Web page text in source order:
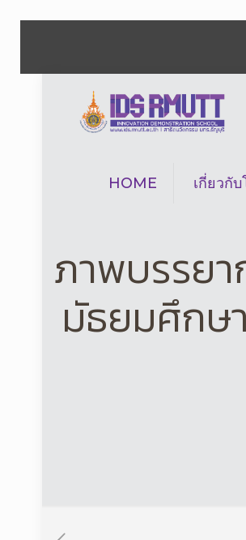
HOME เกี่ยวกับ
ภาพบรรย
มัธยมศึกษ